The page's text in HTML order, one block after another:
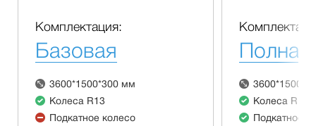
Комплектация:
Базовая
3600*1500*300 мм
Колеса R13
Подкатное колесо
Полная
Колеса R13
Подкатное